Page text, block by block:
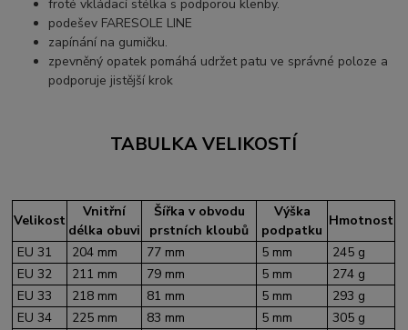
froté vkládací stélka s podporou klenby.
podešev FARESOLE LINE
zapínání na gumičku.
zpevněný opatek pomáhá udržet patu ve správné poloze a
podporuje jistější krok
TABULKA VELIKOSTÍ
Velikost
Vnitřní
délka obuvi
Šířka v obvodu
prstních kloubů
Výška
podpatku
Hmotnost
EU 31
204 mm 77 mm 5 mm
245 g
EU 32
211 mm 79 mm 5 mm
274 g
EU 33
218 mm 81 mm 5 mm
293 g
EU 34
225 mm 83 mm 5 mm
305 g